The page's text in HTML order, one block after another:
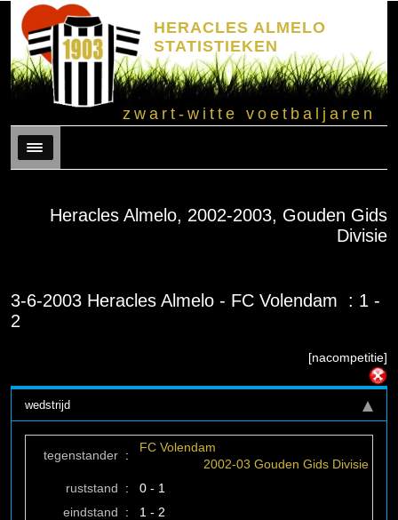
HERACLES ALMELO
STATISTIEKEN
zwart-witte voetbaljaren
Menu
Heracles Almelo, 2002-2003, Gouden Gids
Divisie
3-6-2003 Heracles Almelo - FC Volendam : 1 -
2
[nacompetitie]
wedstrijd
tegenstander :
FC Volendam
2002-03 Gouden Gids Divisie
ruststand
:
0 - 1
eindstand
:
1 - 2